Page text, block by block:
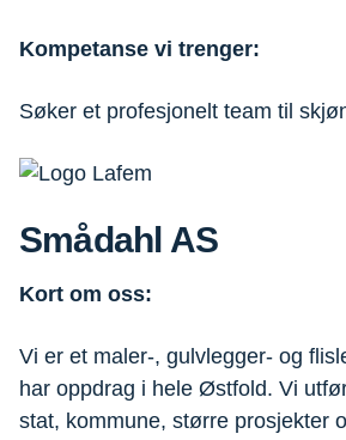
Kompetanse vi trenger:
Søker et profesjonelt team til
Smådahl AS
Kort om oss:
Vi er et maler-, gulvlegger- og
har oppdrag i hele Østfold. Vi
stat, kommune, større prosjekter